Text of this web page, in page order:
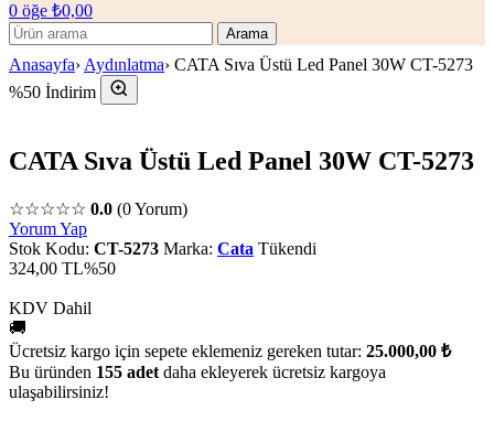
0 öğe ₺0,00
Arama
Anasayfa› Aydınlatma› CATA Sıva Üstü Led Panel 30W CT-5273
%50 İndirim
CATA Sıva Üstü Led Panel 30W CT-5273
☆☆☆☆☆ 0.0 (0 Yorum)
Yorum Yap
Stok Kodu: CT-5273 Marka: Cata Tükendi
324,00 TL%50
KDV Dahil
🚚
Ücretsiz kargo için sepete eklemeniz gereken tutar: 25.000,00 ₺
Bu üründen 155 adet daha ekleyerek ücretsiz kargoya
ulaşabilirsiniz!